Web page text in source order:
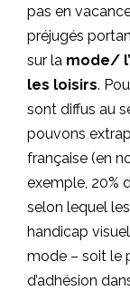
pas en
préjugés
sur la mode/
les loisirs.
sont diffus au
pouvons
française (en
exemple, 20%
selon lequel
handicap
mode – soit le
d’adhésion